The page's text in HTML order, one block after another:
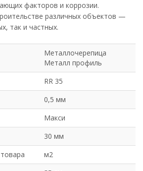
факторов и коррозии.
различных объектов —
так и частных.
Металлочерепица
Металл профиль
RR 35
0,5 мм
Макси
30 мм
м2